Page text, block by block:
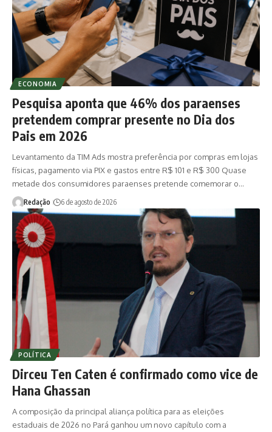
ECONOMIA
Pesquisa aponta que 46% dos paraenses
pretendem comprar presente no Dia dos
Pais em 2026
Levantamento da TIM Ads mostra preferência por compras em lojas
físicas, pagamento via PIX e gastos entre R$ 101 e R$ 300 Quase
metade dos consumidores paraenses pretende comemorar o…
Redação 6 de agosto de 2026
POLÍTICA
Dirceu Ten Caten é confirmado como vice de
Hana Ghassan
A composição da principal aliança política para as eleições
estaduais de 2026 no Pará ganhou um novo capítulo com a